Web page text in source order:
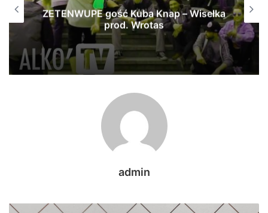
Enjoy | TAGTEAM #pbb2022wildcard
admin